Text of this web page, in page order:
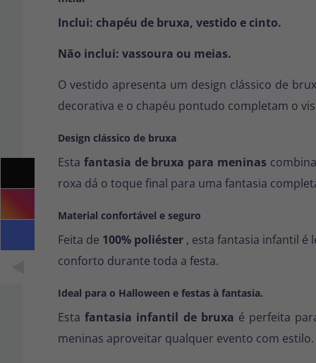
Inclui: chapéu de bruxa, vestido e cinto.
Não inclui: vassoura ou meias.
O vestido apresenta um design clássico de
decorativa e o chapéu pontudo completam o
Design clássico de bruxa
Esta fantasia de bruxa para meninas
roxa dá o toque final para uma fantasia
Material confortável e seguro
Feita de 100% poliéster , esta fantasia infantil é
conforto durante toda a festa.
Ideal para o Halloween e festas à fantasia.
Estafantasia infantil de bruxa é perfeita
meninas aproveitar qualquer evento com estilo.